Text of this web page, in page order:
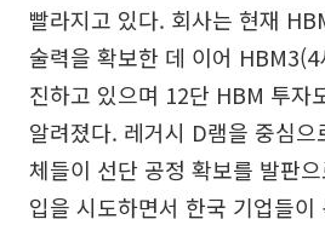
빨라지고 있다. 회사는 현재
술력을 확보한 데 이어
진하고 있으며 12단 HBM 투자
알려졌다. 레거시 D램을 중심으
체들이 선단 공정 확보를 발판
입을 시도하면서 한국 기업들이